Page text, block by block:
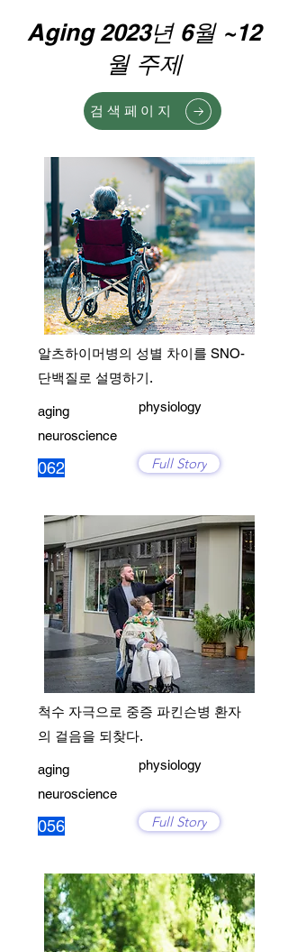
Aging 2023년 6월 ~12
월 주제
검색페이지
알츠하이머병의 성별 차이를 SNO-
단백질로 설명하기.
aging
neuroscience
062
physiology
Full Story
척수 자극으로 중증 파킨슨병 환자
의 걸음을 되찾다.
aging
neuroscience
056
physiology
Full Story